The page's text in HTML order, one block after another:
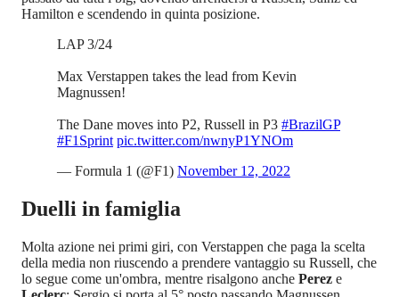
Hamilton e scendendo in quinta posizione.
LAP 3/24
Max Verstappen takes the lead from Kevin
Magnussen!
The Dane moves into P2, Russell in P3 #BrazilGP
#F1Sprint pic.twitter.com/nwnyP1YNOm
— Formula 1 (@F1) November 12, 2022
Duelli in famiglia
Molta azione nei primi giri, con Verstappen che paga la scelta
della media non riuscendo a prendere vantaggio su Russell, che
lo segue come un'ombra, mentre risalgono anche Perez e